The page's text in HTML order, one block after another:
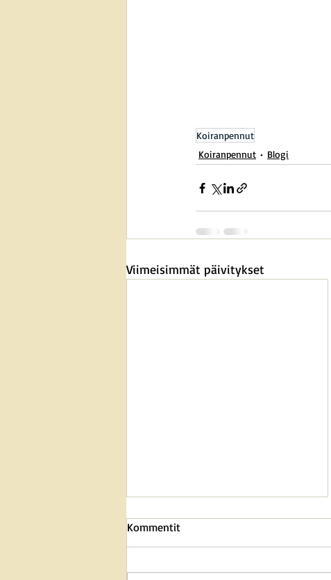
Koiranpennut
Koiranpennut
Blogi
Viimeisimmät päivitykset
Kommentit